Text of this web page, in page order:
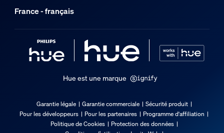
France - français
Hue est une marque
Garantie légale Garantie commerciale
Sécurité produit
Pour les développeurs
Pour les partenaires
Programme d'affiliation
Politique de Cookies
Protection des données